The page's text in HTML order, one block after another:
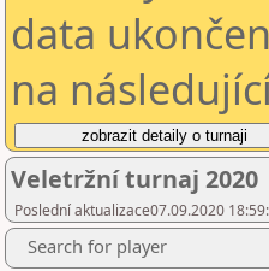
data
na
Veletržní turnaj 2020
Poslední aktualizace07.09.2020
Search for player